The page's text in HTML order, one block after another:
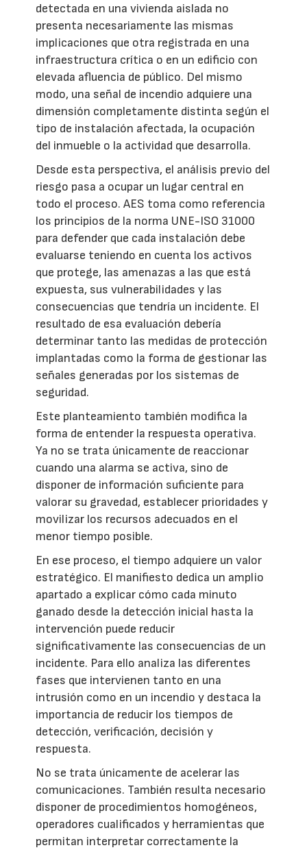
detectada en una vivienda aislada no
presenta necesariamente las mismas
implicaciones que otra registrada en una
infraestructura crítica o en un edificio con
elevada afluencia de público. Del mismo
modo, una señal de incendio adquiere una
dimensión completamente distinta según el
tipo de instalación afectada, la ocupación
del inmueble o la actividad que desarrolla.
Desde esta perspectiva, el análisis previo del
riesgo pasa a ocupar un lugar central en
todo el proceso. AES toma como referencia
los principios de la norma UNE-ISO 31000
para defender que cada instalación debe
evaluarse teniendo en cuenta los activos
que protege, las amenazas a las que está
expuesta, sus vulnerabilidades y las
consecuencias que tendría un incidente. El
resultado de esa evaluación debería
determinar tanto las medidas de protección
implantadas como la forma de gestionar las
señales generadas por los sistemas de
seguridad.
Este planteamiento también modifica la
forma de entender la respuesta operativa.
Ya no se trata únicamente de reaccionar
cuando una alarma se activa, sino de
disponer de información suficiente para
valorar su gravedad, establecer prioridades y
movilizar los recursos adecuados en el
menor tiempo posible.
En ese proceso, el tiempo adquiere un valor
estratégico. El manifiesto dedica un amplio
apartado a explicar cómo cada minuto
ganado desde la detección inicial hasta la
intervención puede reducir
significativamente las consecuencias de un
incidente. Para ello analiza las diferentes
fases que intervienen tanto en una
intrusión como en un incendio y destaca la
importancia de reducir los tiempos de
detección, verificación, decisión y
respuesta.
No se trata únicamente de acelerar las
comunicaciones. También resulta necesario
disponer de procedimientos homogéneos,
operadores cualificados y herramientas que
permitan interpretar correctamente la